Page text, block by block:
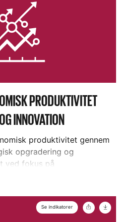
per indbygger
PRODUKTIVITET
INNOVATION
produktivitet gennem
opgradering og
ved fokus på
der giver høj værditilførsel.
Se indikatorer Del
Hent
ikon